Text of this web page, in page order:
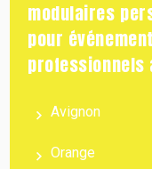
modulaires
pour
professionnels
Avignon
Orange